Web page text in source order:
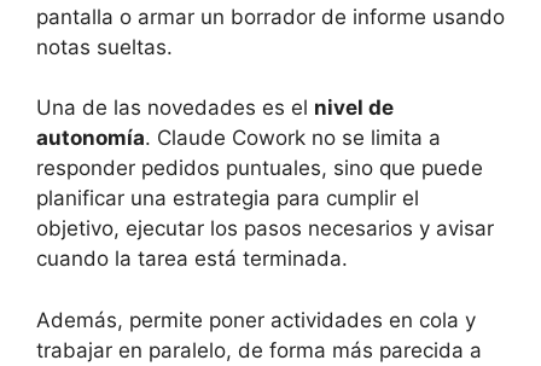
pantalla o armar un borrador de informe usando
notas sueltas.
Una de las novedades es el nivel de
autonomía. Claude Cowork no se limita a
responder pedidos puntuales, sino que puede
planificar una estrategia para cumplir el
objetivo, ejecutar los pasos necesarios y avisar
cuando la tarea está terminada.
Además, permite poner actividades en cola y
trabajar en paralelo, de forma más parecida a